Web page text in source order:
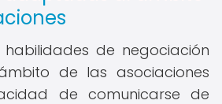
de negociación
de las asociaciones
de comunicarse de